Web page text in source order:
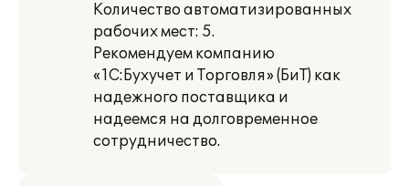
Количество автоматизированных
рабочих мест: 5.
Рекомендуем компанию
«1С:Бухучет и Торговля» (БиТ) как
надежного поставщика и
надеемся на долговременное
сотрудничество.